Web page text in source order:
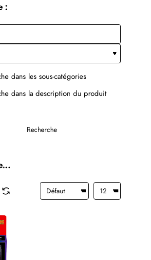
:
dans les sous-catégories
dans la description du produit
Recherche